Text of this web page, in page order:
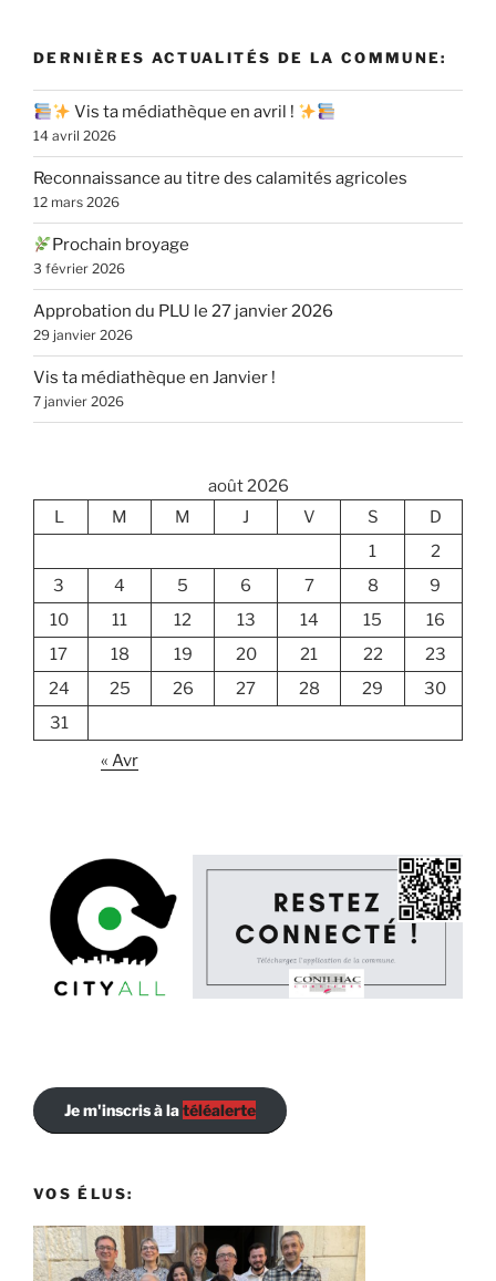
DERNIÈRES ACTUALITÉS DE LA COMMUNE:
Vis ta médiathèque en avril !
14 avril 2026
Reconnaissance au titre des calamités agricoles
12 mars 2026
Prochain broyage
3 février 2026
Approbation du PLU le 27 janvier 2026
29 janvier 2026
Vis ta médiathèque en Janvier !
7 janvier 2026
août 2026
L
M M J V S
D
1
2
3
4 5 6 7 8
9
10
11 12 13 14 15
16
17
18 19 20 21 22
23
24
25 26 27 28 29
30
31
« Avr
Je m'inscris à latéléalerte
VOS ÉLUS: